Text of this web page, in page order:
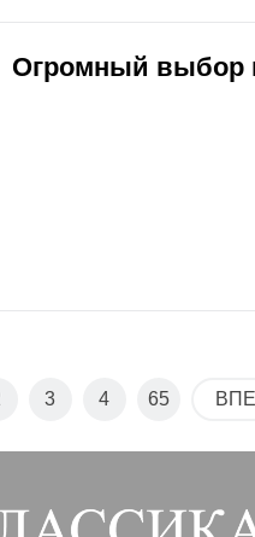
Огромный выбор
3 4 65